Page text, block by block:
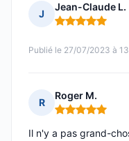
J
Jean-Claude L.
Note : 5 sur 5
Publié le 27/07/2023 à
R
Roger M.
Note : 5 sur 5
Il n'y a pas grand-